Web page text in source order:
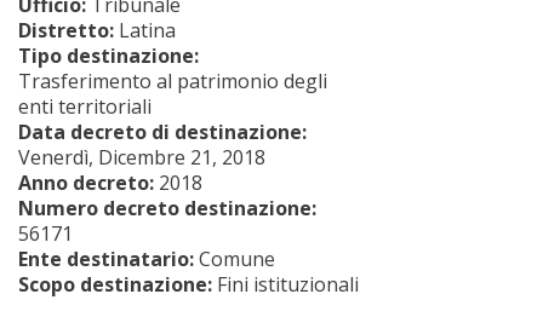
Distretto: Latina
Tipo destinazione:
Trasferimento al patrimonio degli
enti territoriali
Data decreto di destinazione:
Venerdì, Dicembre 21, 2018
Anno decreto: 2018
Numero decreto destinazione:
56171
Ente destinatario:Comune
Scopo destinazione: Fini istituzionali